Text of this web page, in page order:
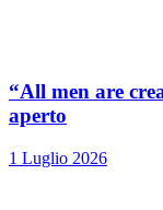
“All men are
aperto
1 Luglio 2026